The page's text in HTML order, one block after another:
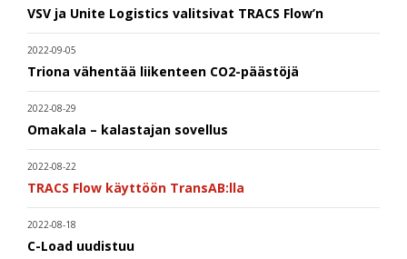
VSV ja Unite Logistics valitsivat TRACS Flow’n
2022-09-05
Triona vähentää liikenteen CO2-päästöjä
2022-08-29
Omakala – kalastajan sovellus
2022-08-22
TRACS Flow käyttöön TransAB:lla
2022-08-18
C-Load uudistuu